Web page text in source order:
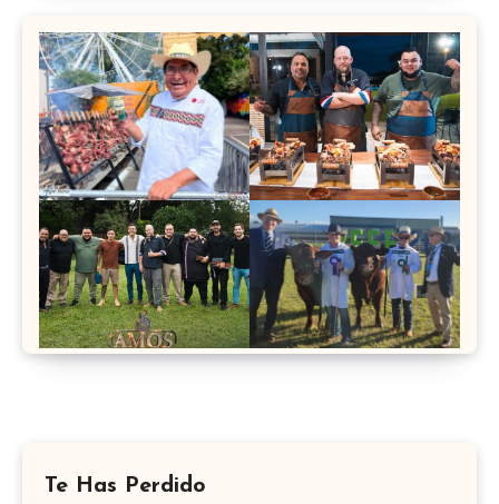
Te Has Perdido